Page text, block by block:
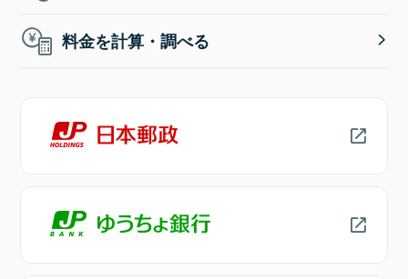
料金を計算・調べる